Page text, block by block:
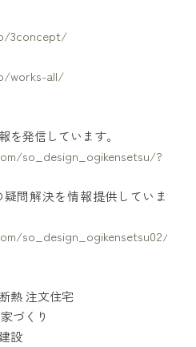
3concept/
works-all/
を発信しています。
so_design_ogikensetsu/?
問解決を情報提供していま
so_design_ogikensetsu02/?
熱 注文住宅
づくり
設